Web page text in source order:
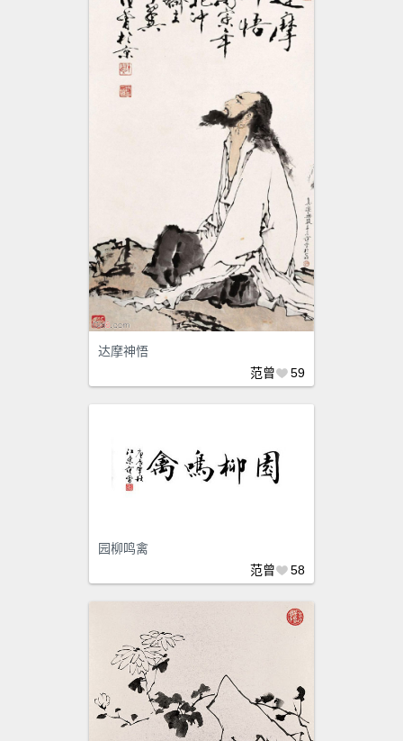
达摩神悟
范曾
59
园柳鸣禽
范曾
58